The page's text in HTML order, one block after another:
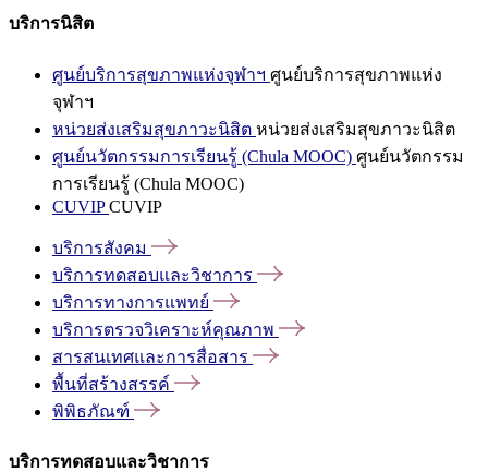
บริการนิสิต
ศูนย์บริการสุขภาพแห่งจุฬาฯ ศูนย์บริการสุขภาพแห่ง
จุฬาฯ
หน่วยส่งเสริมสุขภาวะนิสิต หน่วยส่งเสริมสุขภาวะนิสิต
ศูนย์นวัตกรรมการเรียนรู้ (Chula MOOC) ศูนย์นวัตกรรม
การเรียนรู้ (Chula MOOC)
CUVIPCUVIP
บริการสังคม
บริการทดสอบและวิชาการ
บริการทางการแพทย์
บริการตรวจวิเคราะห์คุณภาพ
สารสนเทศและการสื่อสาร
พื้นที่สร้างสรรค์
พิพิธภัณฑ์
บริการทดสอบและวิชาการ